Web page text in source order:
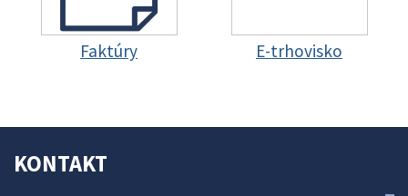
Faktúry E-trhovisko
KONTAKT